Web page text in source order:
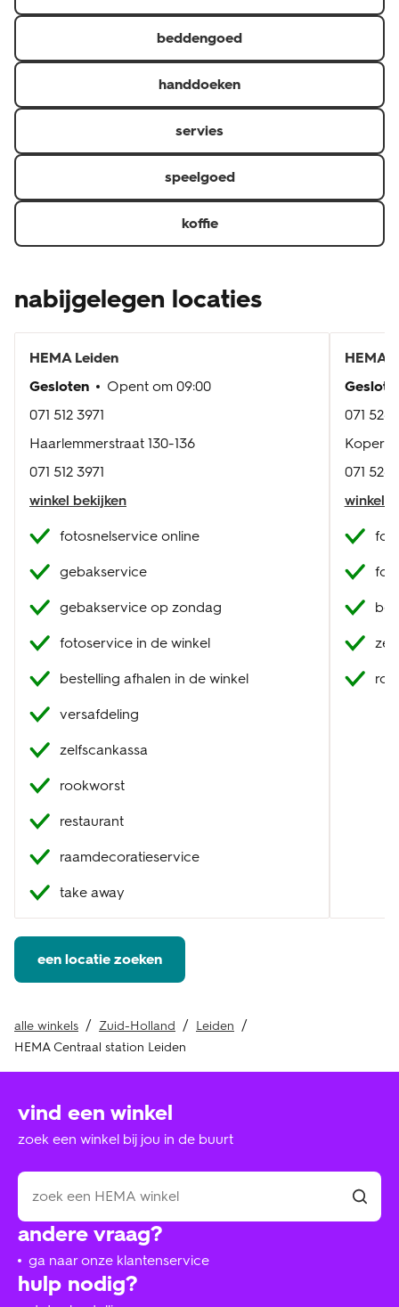
beddengoed
handdoeken
servies
speelgoed
koffie
nabijgelegen locaties
HEMA Leiden
Gesloten
Opent om 09:00
071 512 3971
Haarlemmerstraat 130-136
071 512 3971
winkel bekijken
fotosnelservice online
gebakservice
gebakservice op zondag
fotoservice in de winkel
bestelling afhalen in de winkel
versafdeling
zelfscankassa
rookworst
restaurant
raamdecoratieservice
take away
HEMA
071 528
071 528
winkel
een locatie zoeken
alle winkels Zuid-Holland
Leiden
HEMA Centraal station Leiden
hulp nodig?
andere vraag?
ga naar onze klantenservice
vind een winkel
zoek een winkel bij jou in de buurt